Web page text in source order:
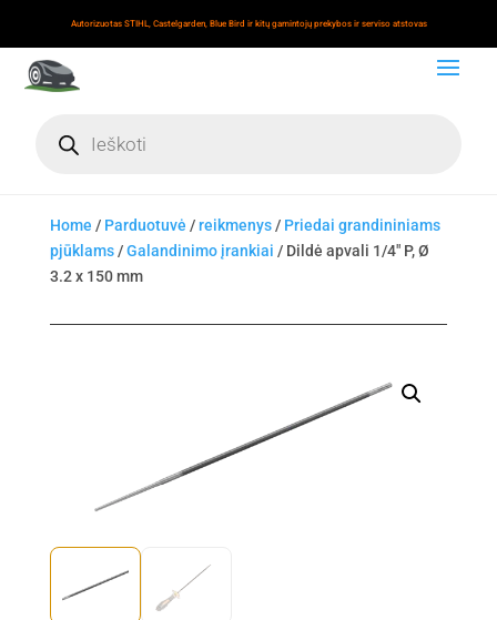
Autorizuotas STIHL, Castelgarden, Blue Bird ir kitų gamintojų prekybos ir serviso atstovas
search
Home / Parduotuvė /reikmenys/ Priedai grandininiams
pjūklams/Galandinimo įrankiai / Dildė apvali 1/4" P, Ø
3.2 x 150 mm